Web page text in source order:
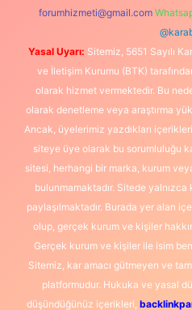
forumhizmeti@gmail.com
Yasal Uyarı: Sitemiz, 5651 Sayılı
ve İletişim Kurumu (BTK)
olarak hizmet vermektedir. Bu
olarak denetleme veya araştırma
Ancak, üyelerimiz yazdıkları
siteye üye olarak bu sorumluluğu
sitesi, herhangi bir marka, kurum
bulunmamaktadır. Sitede yalnızca
paylaşılmaktadır. Burada yer alan
olup, gerçek kurum ve kişiler
Gerçek kurum ve kişiler ile isim
Sitemiz, kar amacı gütmeyen ve
platformudur. Hukuka ve yasal
düşündüğünüz içerikleri,